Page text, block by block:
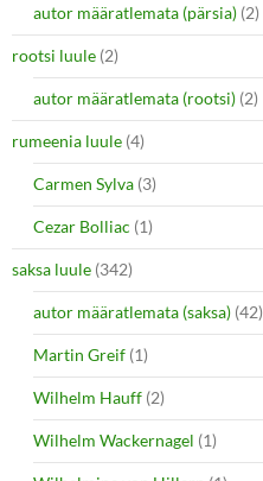
autor määratlemata (pärsia) (2)
rootsi luule (2)
autor määratlemata (rootsi) (2)
rumeenia luule (4)
Carmen Sylva (3)
Cezar Bolliac (1)
saksa luule (342)
autor määratlemata (saksa) (42)
Martin Greif (1)
Wilhelm Hauff (2)
Wilhelm Wackernagel (1)